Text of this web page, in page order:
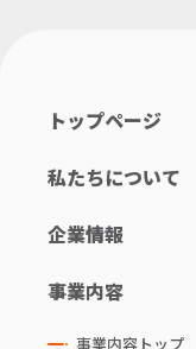
トップページ
私たちについて
企業情報
事業内容
事業内容トップ